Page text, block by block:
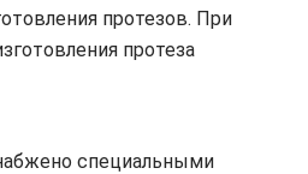
протезов. При
протеза
специальными